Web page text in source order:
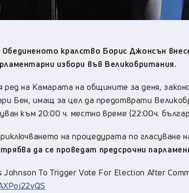
Шумен 21
Ямбол,
кралство Борис Джонсън
избори във Великобритания.
ред на Камарата на общините за деня,
Бен, имащ за цел да предотврати
към 20:00 ч. местно време (22:00ч.
на процедурата по гласуване
да се проведат предсрочни
Johnson To Trigger Vote For Election After